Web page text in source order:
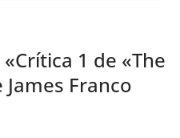
Crítica 1 de «The
Franco